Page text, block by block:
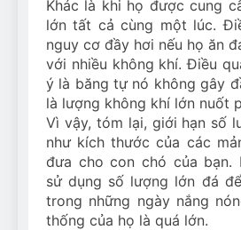
Khác là khi họ được cung
lớn tất cả cùng một lúc.
nguy cơ đầy hơi nếu họ ăn
với nhiều không khí. Điều
ý là băng tự nó không gây
là lượng không khí lớn nuốt
Vì vậy, tóm lại, giới hạn số
như kích thước của các
đưa cho con chó của bạn.
sử dụng số lượng lớn đá
trong những ngày nắng
thống của họ là quá lớn.